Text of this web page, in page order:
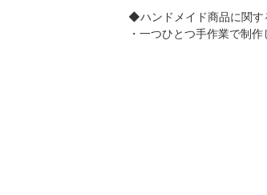
◆ハンドメイド商品に関す
・一つひとつ手作業で制